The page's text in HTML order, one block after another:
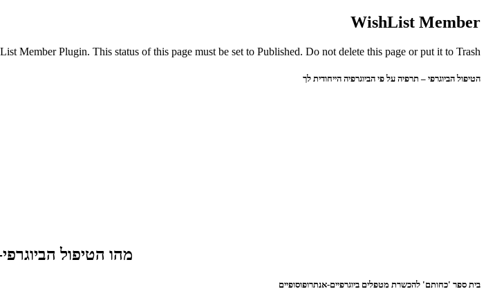
WishList Member
Member Plugin. This status of this page must be set to Published. Do not delete this page or put it to Trash.
הטיפול הביוגרפי – תרפיה על פי הביוגרפיה הייחודית לך
מהו הטיפול
בית ספר 'כחותם' להכשרת מטפלים ביוגרפיים-אנתרופוסופיים